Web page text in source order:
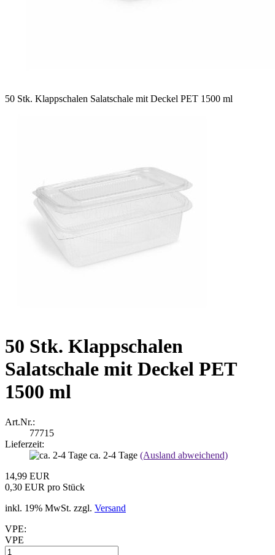
50 Stk. Klappschalen Salatschale mit Deckel PET 1500 ml
50 Stk. Klappschalen
Salatschale mit Deckel PET
1500 ml
Art.Nr.:
77715
Lieferzeit:
ca. 2-4 Tage (Ausland abweichend)
14,99 EUR
0,30 EUR pro Stück
inkl. 19% MwSt. zzgl. Versand
VPE:
VPE